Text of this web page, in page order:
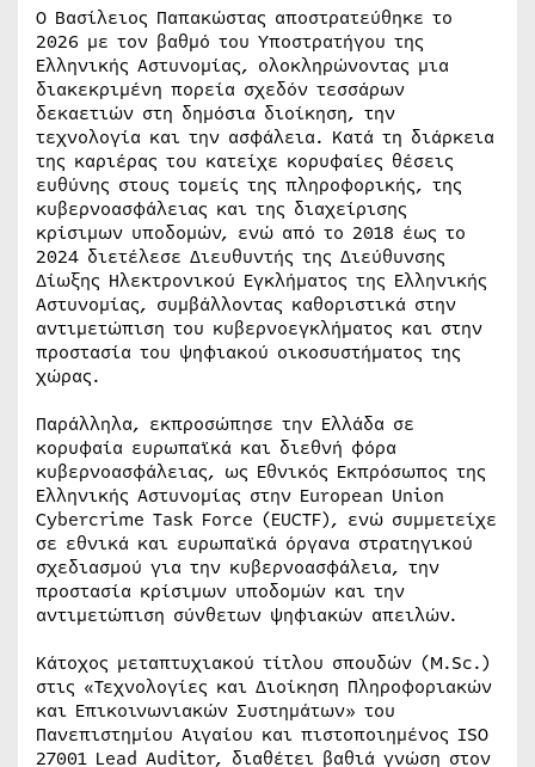
Ο Βασίλειος Παπακώστας αποστρατεύθηκε το
2026 με τον βαθμό του Υποστρατήγου της
Ελληνικής Αστυνομίας, ολοκληρώνοντας μια
διακεκριμένη πορεία σχεδόν τεσσάρων
δεκαετιών στη δημόσια διοίκηση, την
τεχνολογία και την ασφάλεια. Κατά τη διάρκεια
της καριέρας του κατείχε κορυφαίες θέσεις
ευθύνης στους τομείς της πληροφορικής, της
κυβερνοασφάλειας και της διαχείρισης
κρίσιμων υποδομών, ενώ από το 2018 έως το
2024 διετέλεσε Διευθυντής της Διεύθυνσης
Δίωξης Ηλεκτρονικού Εγκλήματος της Ελληνικής
Αστυνομίας, συμβάλλοντας καθοριστικά στην
αντιμετώπιση του κυβερνοεγκλήματος και στην
προστασία του ψηφιακού οικοσυστήματος της
χώρας.
Παράλληλα, εκπροσώπησε την Ελλάδα σε
κορυφαία ευρωπαϊκά και διεθνή φόρα
κυβερνοασφάλειας, ως Εθνικός Εκπρόσωπος της
Ελληνικής Αστυνομίας στην European Union
Cybercrime Task Force (EUCTF), ενώ συμμετείχε
σε εθνικά και ευρωπαϊκά όργανα στρατηγικού
σχεδιασμού για την κυβερνοασφάλεια, την
προστασία κρίσιμων υποδομών και την
αντιμετώπιση σύνθετων ψηφιακών απειλών.
Κάτοχος μεταπτυχιακού τίτλου σπουδών (M.Sc.)
στις «Τεχνολογίες και Διοίκηση Πληροφοριακών
και Επικοινωνιακών Συστημάτων» του
Πανεπιστημίου Αιγαίου και πιστοποιημένος ISO
27001 Lead Auditor, διαθέτει βαθιά γνώση στον